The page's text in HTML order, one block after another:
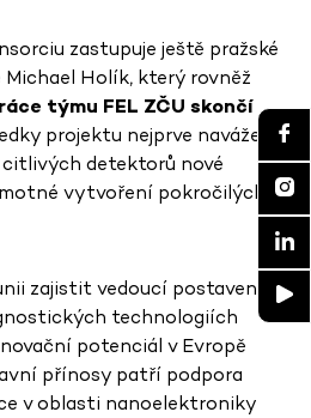
zastupuje ještě pražské
Holík, který rovněž
týmu FEL ZČU skončí
projektu nejprve naváže
detektorů nové
vytvoření pokročilých
zajistit vedoucí postavení
technologiích
potenciál v Evropě
přínosy patří podpora
v oblasti nanoelektroniky